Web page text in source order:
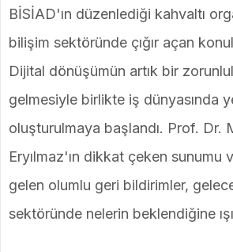
BİSİAD'ın düzenlediği kahvaltı
bilişim sektöründe çığır açan
Dijital dönüşümün artık bir
gelmesiyle birlikte iş dünyasında
oluşturulmaya başlandı. Prof. Dr.
Eryılmaz'ın dikkat çeken sunumu
gelen olumlu geri bildirimler,
sektöründe nelerin beklendiğine